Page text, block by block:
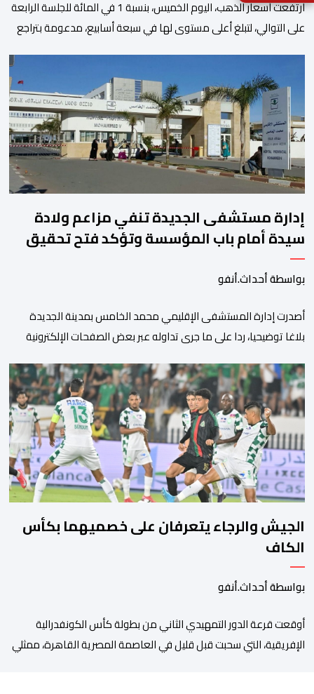
ارتفعت أسعار الذهب، اليوم الخميس، بنسبة 1 في المائة للجلسة الرابعة
على التوالي، لتبلغ أعلى مستوى لها في سبعة أسابيع، مدعومة بتراجع
مسجلا أعلى مستوى له منذ 18 يونيو الماضي، فيما ارتفعت العقود
الأمريكية الآجلة […]
إدارة مستشفى الجديدة تنفي مزاعم ولادة
سيدة أمام باب المؤسسة وتؤكد فتح تحقيق
بواسطة أحداث.أنفو
أصدرت إدارة المستشفى الإقليمي محمد الخامس بمدينة الجديدة
بلاغا توضيحيا، ردا على ما جرى تداوله عبر بعض الصفحات الإلكترونية
مولودها أمام الباب الرئيسي للمستشفى بسبب رفض استقبالها أو
التكفل بها. وأكدت إدارة المستشفى أن السيدة المعنية حضرت إلى
مصلحة الولادة، حيث تم استقبالها وتسجيلها وإخضاعها […]
الجيش والرجاء يتعرفان على خصميهما بكأس
الكاف
بواسطة أحداث.أنفو
أوقعت قرعة الدور التمهيدي الثاني من بطولة كأس الكونفدرالية
الإفريقية، التي سحبت قبل قليل في العاصمة المصرية القاهرة، ممثلي